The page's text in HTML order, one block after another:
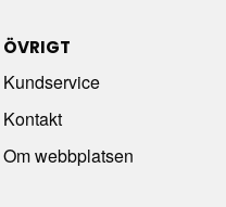
ÖVRIGT
Kundservice
Kontakt
Om webbplatsen